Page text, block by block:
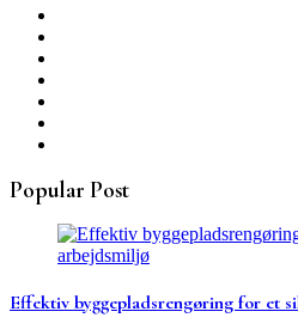
Popular Post
Effektiv byggepladsrengøring for et